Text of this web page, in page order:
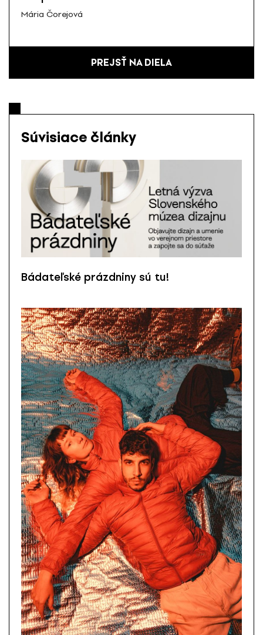
Mária Čorejová
PREJSŤ NA DIELA
Súvisiace články
Bádateľské prázdniny sú tu!